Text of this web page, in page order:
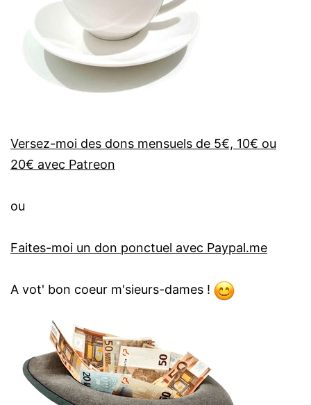
Versez-moi des dons mensuels de 5€, 10€ ou
20€ avec Patreon
ou
Faites-moi un don ponctuel avec Paypal.me
A vot' bon coeur m'sieurs-dames !